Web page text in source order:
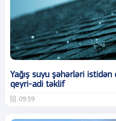
Yağış suyu şəhərləri
qeyri-adi təklif
09:59